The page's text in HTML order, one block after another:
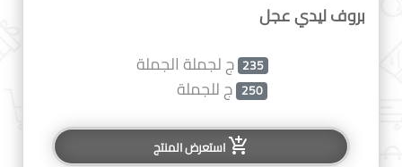
بروف ليدي عجل
235 ج لجملة الجملة
250 ج للجملة
add_shopping_cartاستعرض المنتج